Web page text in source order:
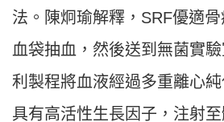
法。陳炯瑜解釋，SRF優適
血袋抽血，然後送到無菌實
利製程將血液經過多重離心
具有高活性生長因子，注射